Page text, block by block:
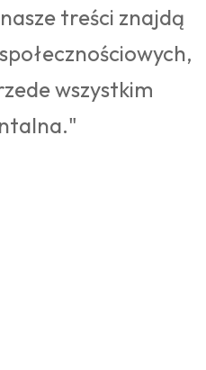
treści znajdą
wszystkim